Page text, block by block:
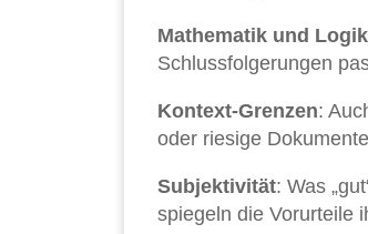
Mathematik und Logik
Schlussfolgerungen
Kontext-Grenzen:
oder riesige
Subjektivität: Was
spiegeln die Vorurteile